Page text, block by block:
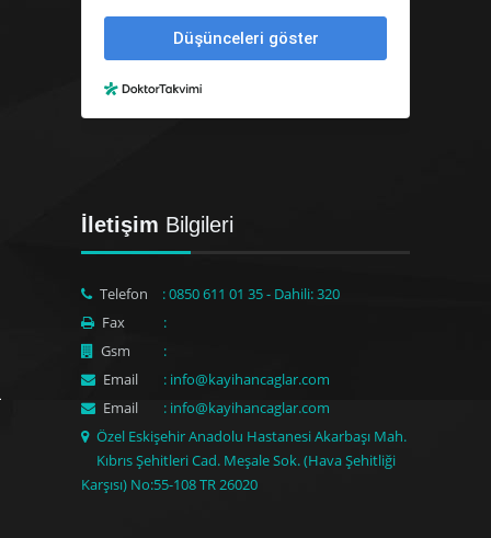
İletişim Bilgileri
Telefon
: 0850 611 01 35 - Dahili: 320
Fax
:
Gsm
:
Email
: info@kayihancaglar.com
Email
: info@kayihancaglar.com
Özel Eskişehir Anadolu Hastanesi Akarbaşı Mah.
Kıbrıs Şehitleri Cad. Meşale Sok. (Hava Şehitliği
Karşısı) No:55-108 TR 26020